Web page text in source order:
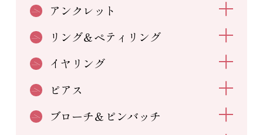
アンクレット
リング＆ペティリング
イヤリング
ピアス
ブローチ＆ピンバッチ